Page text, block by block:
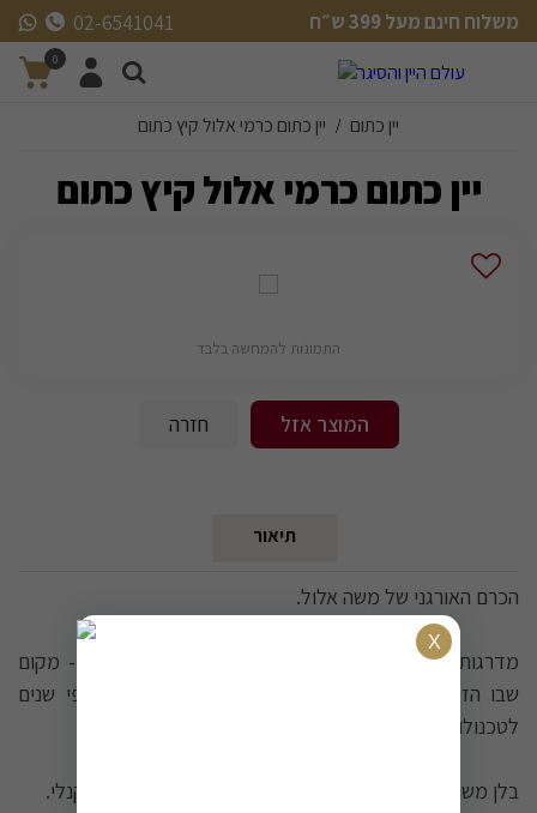
משלוח חינם מעל 399 ש״ח
משלוח חינם מעל 399 ש״ח
02-6541041
0
יין כתום / יין כתום כרמי אלול קיץ כתום
יין כתום כרמי אלול קיץ כתום
התמונות להמחשה בלבד
המוצר אזל חזרה
תיאור
הכרם האורגני של משה אלול.
מדרגות הרי יהודה העתיקים, למרגלות תל גזר הקדום - מקום
שבו הזמן עומד מלכת - מגיע יין שמחבר מסורת אלפי שנים
לטכנולוגיה מודרנית.
בלן משובח מ-3 זנים - שנין בלאן , סוביניון בלאן , מוסקט קנלי.